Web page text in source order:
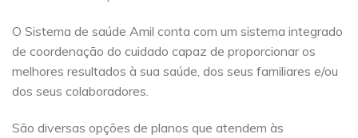
O Sistema de saúde Amil conta com um sistema integrado
de coordenação do cuidado capaz de proporcionar os
melhores resultados à sua saúde, dos seus familiares e/ou
dos seus colaboradores.
São diversas opções de planos que atendem às